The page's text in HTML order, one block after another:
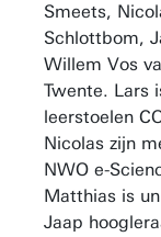
Smeets,
Schlottbom,
Willem Vos
Twente. Lars
leerstoelen
Nicolas zijn
NWO e-
Matthias is
Jaap